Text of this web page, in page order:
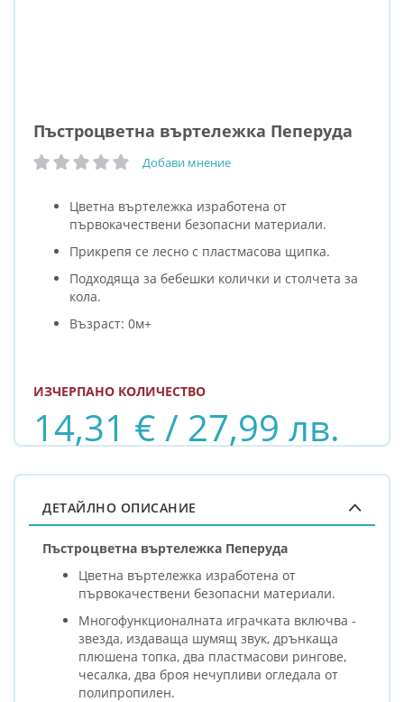
Пъстроцветна въртележка Пеперуда
рейтинг: Добави мнение
Цветна въртележка изработена от
първокачествени безопасни материали.
Прикрепя се лесно с пластмасова щипка.
Подходяща за бебешки колички и столчета за
кола.
Възраст: 0м+
14,31 € / 27,99 лв.
ИЗЧЕРПАНО КОЛИЧЕСТВО
ДЕТАЙЛНО ОПИСАНИЕ
Пъстроцветна въртележка Пеперуда
Цветна въртележка изработена от
първокачествени безопасни материали.
Многофункционалната играчката включва -
звезда, издаваща шумящ звук, дрънкаща
плюшена топка, два пластмасови рингове,
чесалка, два броя нечупливи огледала от
полипропилен.